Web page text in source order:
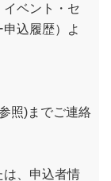
イベント・セ
込履歴）よ
照)までご連絡
は、申込者情